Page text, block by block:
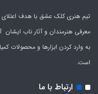
معرفی هنرمندان و آثار ناب ایشان
به وارد کردن ابزارها و محصولات
است.
ارتباط با ما